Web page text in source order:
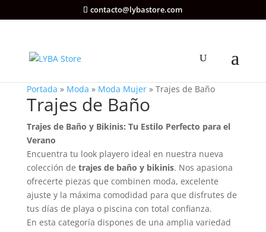
contacto@lybastore.com
Portada » Moda » Moda Mujer» Trajes de Baño
Trajes de Baño
Trajes de Baño y Bikinis: Tu Estilo Perfecto para el
Verano
Encuentra tu look playero ideal en nuestra nueva
colección de trajes de baño y bikinis. Nos apasiona
ofrecerte piezas que combinen moda, excelente
ajuste y la máxima comodidad para que disfrutes de
tus días de playa o piscina con total confianza.
En esta categoría dispones de una amplia variedad